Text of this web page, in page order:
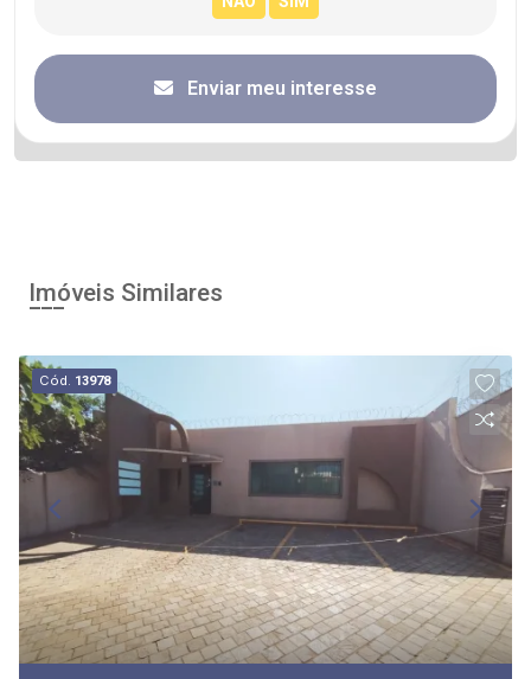
Enviar meu interesse
Imóveis Similares
Cód. 13978